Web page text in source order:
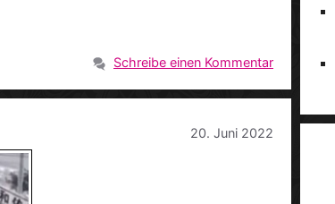
Schreibe einen Kommentar
20. Juni 2022